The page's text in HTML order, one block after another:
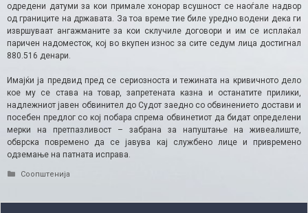
одредени датуми за кои примале хонорар всушност се наоѓале надвор
од границите на државата. За тоа време тие биле уредно водени дека ги
извршуваат ангажманите за кои склучиле договори и им се исплаќал
паричен надоместок, кој во вкупен износ за сите седум лица достигнал
880.516 денари.
Имајќи ја предвид пред се сериозноста и тежината на кривичното дело
кое му се става на товар, запретената казна и останатите прилики,
надлежниот јавен обвинител до Судот заедно со обвинението достави и
посебен предлог со кој побара спрема обвинетиот да бидат определени
мерки на претпазливост – забрана за напуштање на живеалиште,
обврска повремено да се јавува кај службено лице и привремено
одземање на патната исправа.
Categories
Соопштенија